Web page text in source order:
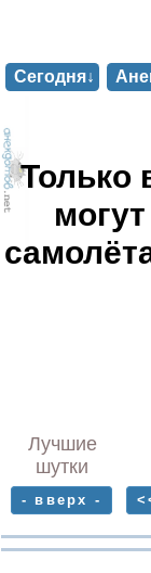
Сегодня↓
Только
Лучшие
шутки
- вверх -